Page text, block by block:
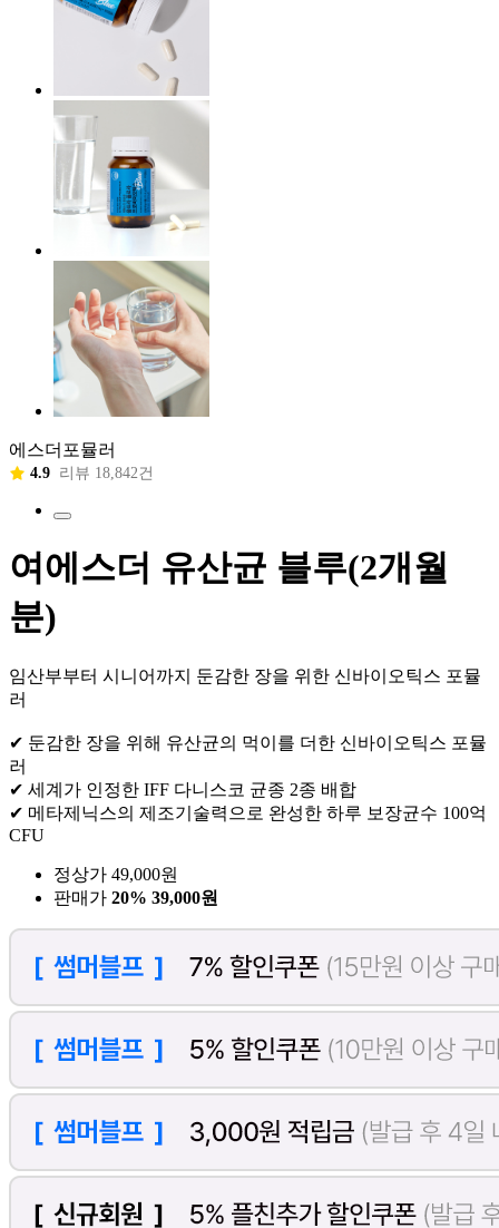
에스더포뮬러
4.9 리뷰 18,842건
여에스더 유산균 블루(2개월
분)
임산부부터 시니어까지 둔감한 장을 위한 신바이오틱스 포뮬
러
✔ 둔감한 장을 위해 유산균의 먹이를 더한 신바이오틱스 포뮬
러
✔ 세계가 인정한 IFF 다니스코 균종 2종 배합
✔ 메타제닉스의 제조기술력으로 완성한 하루 보장균수 100억
CFU
정상가 49,000원
판매가 20% 39,000원